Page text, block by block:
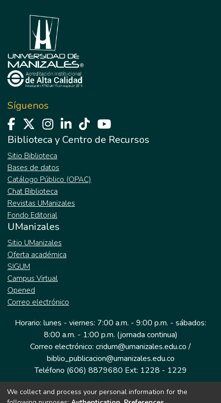
Síguenos
Biblioteca y Centro de Recursos
Sitio Biblioteca
Bases de datos
Catálogo Público (OPAC)
Chat Biblioteca
Revistas UManizales
Fondo Editorial
UManizales
Sitio UManizales
Oferta académica
SIGUM
Campus Virtual
Opened
Correo electrónico
Horario: lunes - viernes: 7:00 a.m. - 9:00 p.m. - sábados:
8:00 a.m. - 1:00 p.m. (jornada continua)
Correo electrónico: cridum@umanizales.edu.co /
biblio_publicacion@umanizales.edu.co
Teléfono (606) 8879680 Ext: 1228 - 1229
Dirección: Cra 9 a # 19-03 Edificio histórico, piso 1
We collect and process your personal information for the